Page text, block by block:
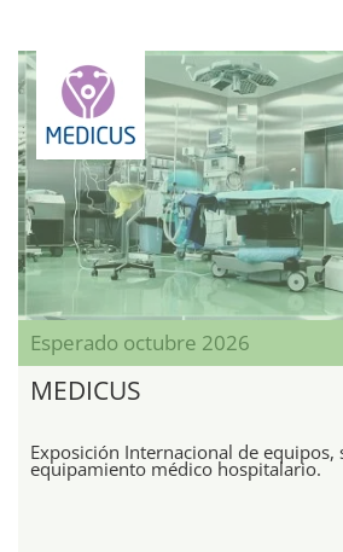
Esperado octubre 2026
MEDICUS
Exposición Internacional de
equipamiento médico hospitalario.